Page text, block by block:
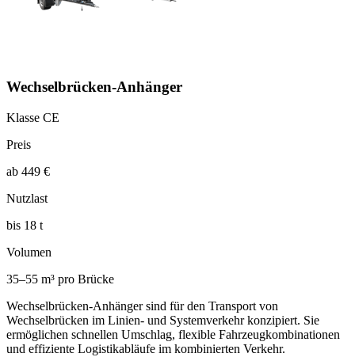
Wechselbrücken-Anhänger
Klasse CE
Preis
ab 449 €
Nutzlast
bis 18 t
Volumen
35–55 m³ pro Brücke
Wechselbrücken-Anhänger sind für den Transport von
Wechselbrücken im Linien- und Systemverkehr konzipiert. Sie
ermöglichen schnellen Umschlag, flexible Fahrzeugkombinationen
und effiziente Logistikabläufe im kombinierten Verkehr.